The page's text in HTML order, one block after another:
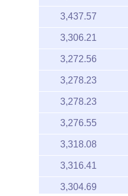
3,306.21
3,272.56
3,278.23
3,278.23
3,276.55
3,318.08
3,316.41
3,304.69
3,350.24